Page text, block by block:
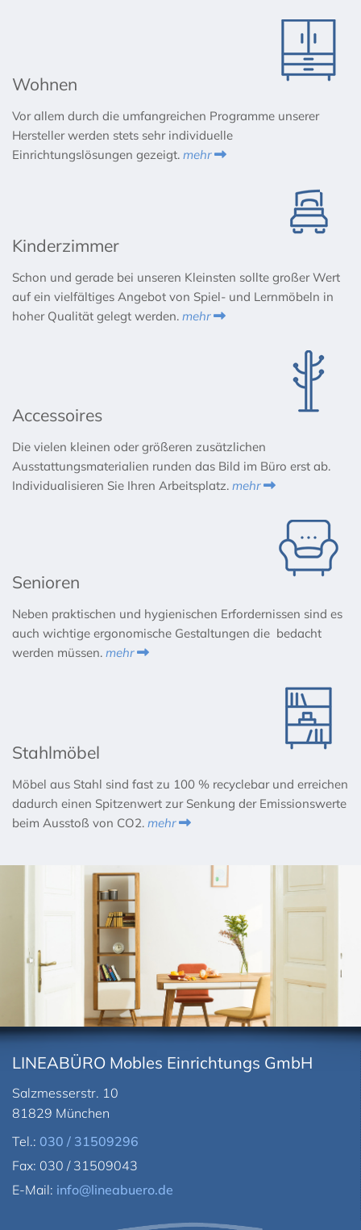
Wohnen
Vor allem durch die umfangreichen Programme unserer
Hersteller werden stets sehr individuelle
Einrichtungslösungen gezeigt. mehr 
Kinderzimmer
Schon und gerade bei unseren Kleinsten sollte großer Wert
auf ein vielfältiges Angebot von Spiel- und Lernmöbeln in
hoher Qualität gelegt werden. mehr 
Accessoires
Die vielen kleinen oder größeren zusätzlichen
Ausstattungsmaterialien runden das Bild im Büro erst ab.
Individualisieren Sie Ihren Arbeitsplatz. mehr 
Senioren
Neben praktischen und hygienischen Erfordernissen sind es
auch wichtige ergonomische Gestaltungen die bedacht
werden müssen. mehr 
Stahlmöbel
Möbel aus Stahl sind fast zu 100 % recyclebar und erreichen
dadurch einen Spitzenwert zur Senkung der Emissionswerte
beim Ausstoß von CO2. mehr 
LINEABÜRO Mobles Einrichtungs GmbH
Salzmesserstr. 10
81829 München
Tel.: 030 / 31509296
Fax: 030 / 31509043
E-Mail: info@lineabuero.de